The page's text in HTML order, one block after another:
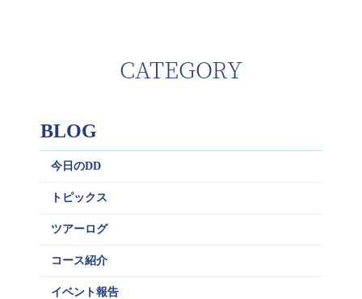
CATEGORY
BLOG
今日のDD
トピックス
ツアーログ
コース紹介
イベント報告